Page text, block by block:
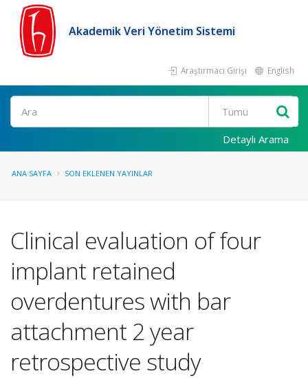
Akademik Veri Yönetim Sistemi
Araştırmacı Girişi English
Ara
Detaylı Arama
ANA SAYFA SON EKLENEN YAYINLAR
Clinical evaluation of four
implant retained
overdentures with bar
attachment 2 year
retrospective study